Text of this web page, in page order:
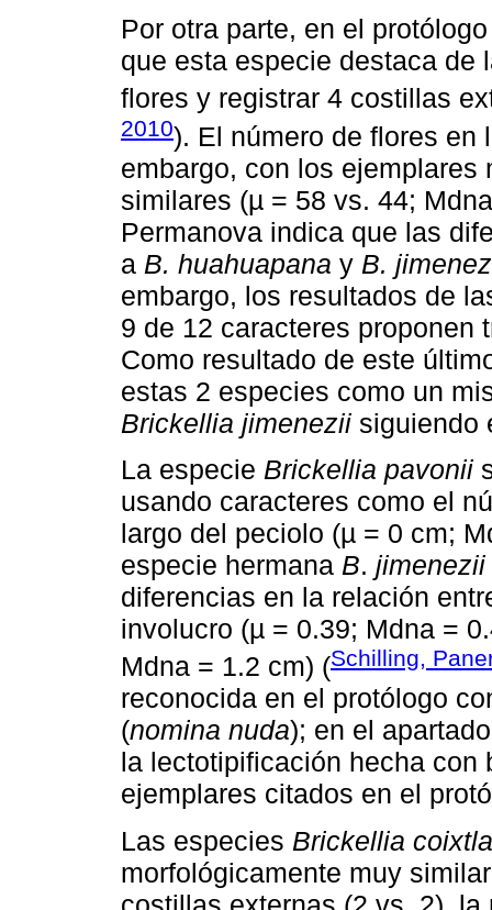
Por otra parte, en el
que esta especie destaca de
flores y registrar 4 costillas
2010). El número de flores en
embargo, con los
similares (µ = 58 vs. 44;
Permanova indica que las
a B. huahuapana y B.
embargo, los resultados de
9 de 12 caracteres proponen
Como resultado de este
estas 2 especies como un
Brickellia jimenezii siguiendo
La especie Brickellia pavonii
usando caracteres como el
largo del peciolo (µ = 0 cm;
especie hermana B. jimenezii
diferencias en la relación
involucro (µ = 0.39; Mdna =
Mdna = 1.2 cm) (Schilling,
reconocida en el protólogo
(nomina nuda); en el
la lectotipificación hecha con
ejemplares citados en el
Las especies Brickellia
morfológicamente muy